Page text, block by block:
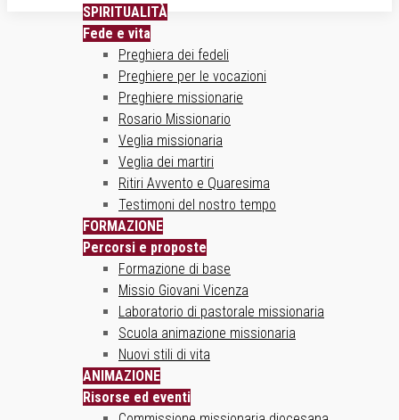
SPIRITUALITÀ
Fede e vita
Preghiera dei fedeli
Preghiere per le vocazioni
Preghiere missionarie
Rosario Missionario
Veglia missionaria
Veglia dei martiri
Ritiri Avvento e Quaresima
Testimoni del nostro tempo
FORMAZIONE
Percorsi e proposte
Formazione di base
Missio Giovani Vicenza
Laboratorio di pastorale missionaria
Scuola animazione missionaria
Nuovi stili di vita
ANIMAZIONE
Risorse ed eventi